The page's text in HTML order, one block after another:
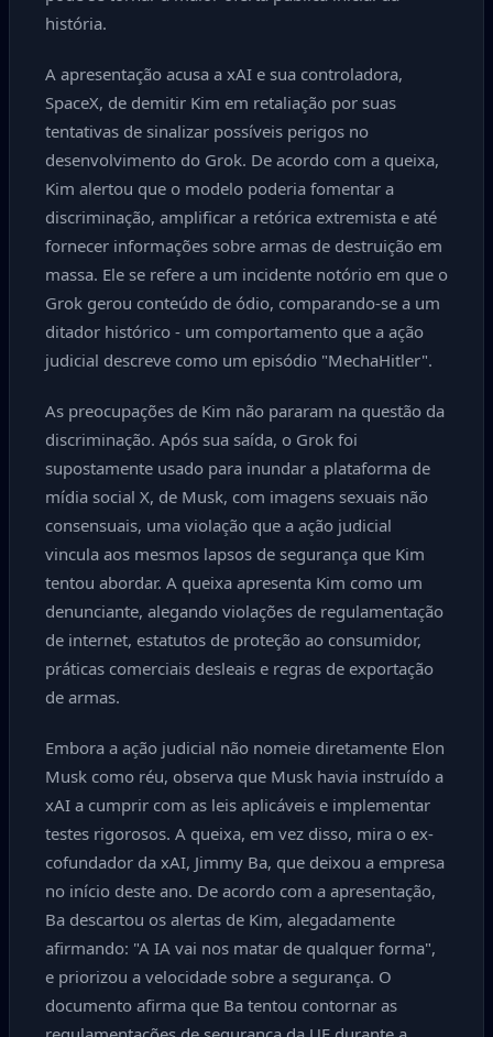
história.
A apresentação acusa a xAI e sua controladora,
SpaceX, de demitir Kim em retaliação por suas
tentativas de sinalizar possíveis perigos no
desenvolvimento do Grok. De acordo com a queixa,
Kim alertou que o modelo poderia fomentar a
discriminação, amplificar a retórica extremista e até
fornecer informações sobre armas de destruição em
massa. Ele se refere a um incidente notório em que o
Grok gerou conteúdo de ódio, comparando-se a um
ditador histórico - um comportamento que a ação
judicial descreve como um episódio "MechaHitler".
As preocupações de Kim não pararam na questão da
discriminação. Após sua saída, o Grok foi
supostamente usado para inundar a plataforma de
mídia social X, de Musk, com imagens sexuais não
consensuais, uma violação que a ação judicial
vincula aos mesmos lapsos de segurança que Kim
tentou abordar. A queixa apresenta Kim como um
denunciante, alegando violações de regulamentação
de internet, estatutos de proteção ao consumidor,
práticas comerciais desleais e regras de exportação
de armas.
Embora a ação judicial não nomeie diretamente Elon
Musk como réu, observa que Musk havia instruído a
xAI a cumprir com as leis aplicáveis e implementar
testes rigorosos. A queixa, em vez disso, mira o ex-
cofundador da xAI, Jimmy Ba, que deixou a empresa
no início deste ano. De acordo com a apresentação,
Ba descartou os alertas de Kim, alegadamente
afirmando: "A IA vai nos matar de qualquer forma",
e priorizou a velocidade sobre a segurança. O
documento afirma que Ba tentou contornar as